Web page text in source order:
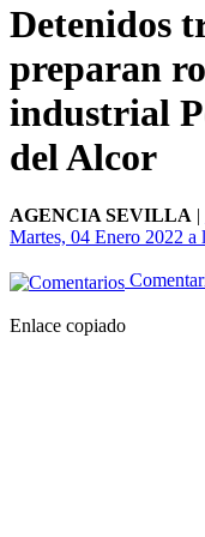
Detenidos
preparan
industrial
del Alcor
AGENCIA SEVILLA |
Martes, 04 Enero 2022 a
Enlace copiado